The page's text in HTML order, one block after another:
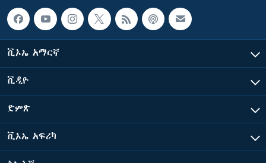
ቪኦኤ አማርኛ
ቪዲዮ
ድምጽ
ቪኦኤ አፍሪካ